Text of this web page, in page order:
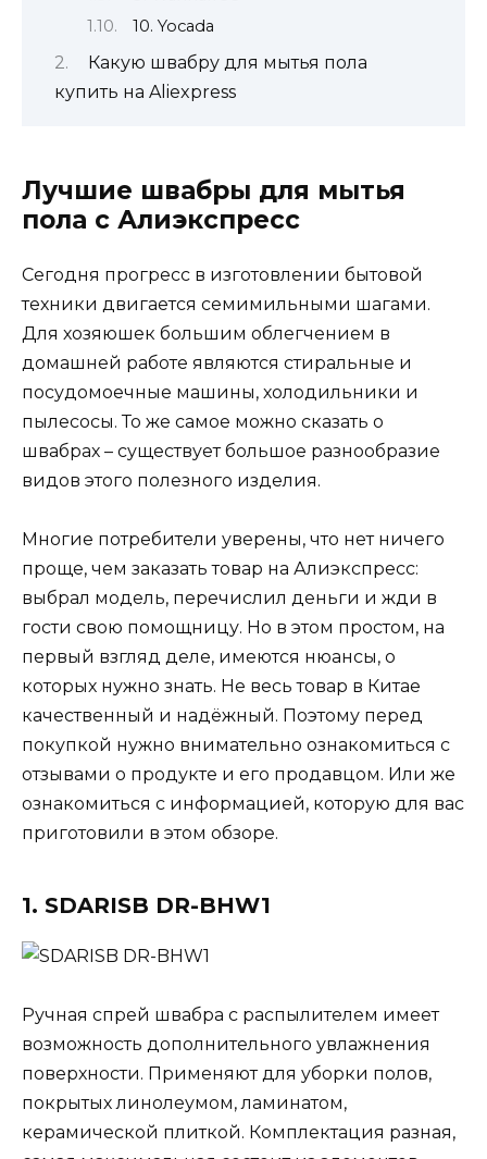
10. Yocada
Какую швабру для мытья пола
купить на Aliexpress
Лучшие швабры для мытья
пола с Алиэкспресс
Сегодня прогресс в изготовлении бытовой
техники двигается семимильными шагами.
Для хозяюшек большим облегчением в
домашней работе являются стиральные и
посудомоечные машины, холодильники и
пылесосы. То же самое можно сказать о
швабрах – существует большое разнообразие
видов этого полезного изделия.
Многие потребители уверены, что нет ничего
проще, чем заказать товар на Алиэкспресс:
выбрал модель, перечислил деньги и жди в
гости свою помощницу. Но в этом простом, на
первый взгляд деле, имеются нюансы, о
которых нужно знать. Не весь товар в Китае
качественный и надёжный. Поэтому перед
покупкой нужно внимательно ознакомиться с
отзывами о продукте и его продавцом. Или же
ознакомиться с информацией, которую для вас
приготовили в этом обзоре.
1. SDARISB DR-BHW1
Ручная спрей швабра с распылителем имеет
возможность дополнительного увлажнения
поверхности. Применяют для уборки полов,
покрытых линолеумом, ламинатом,
керамической плиткой. Комплектация разная,